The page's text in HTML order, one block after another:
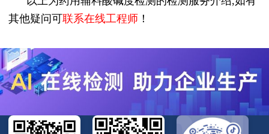
其他疑问可联系在线工程师 ！